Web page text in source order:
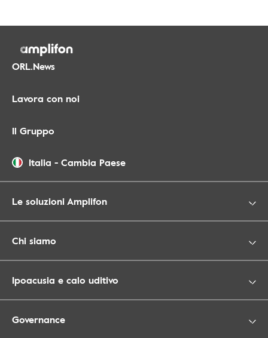
ORL.News
Lavora con noi
Il Gruppo
Italia - Cambia Paese
Le soluzioni Amplifon
Chi siamo
Ipoacusia e calo uditivo
Governance